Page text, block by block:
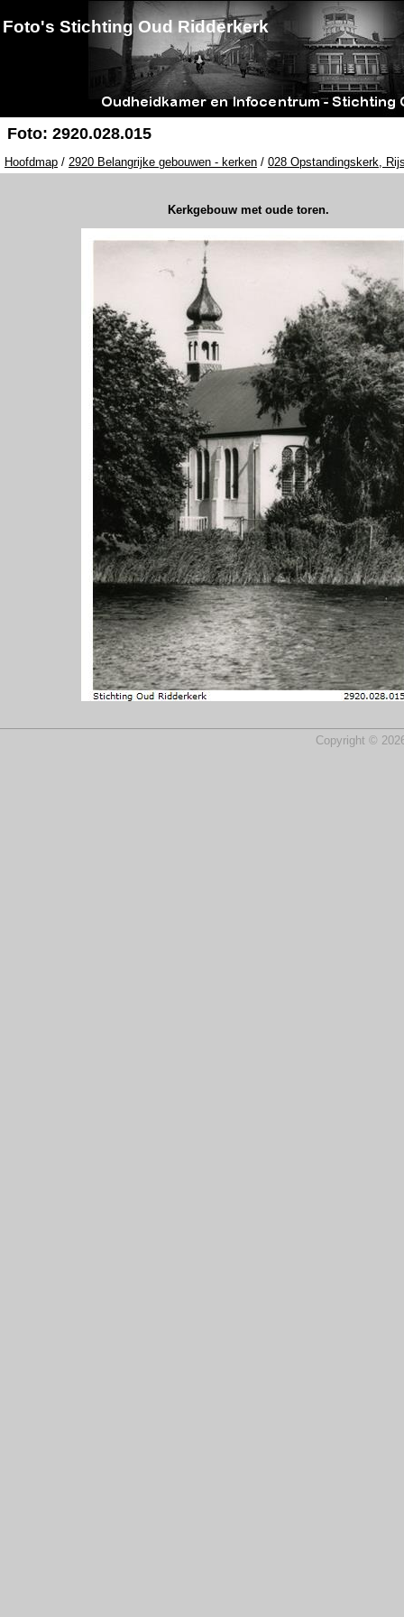
Foto's Stichting Oud Ridderkerk
Foto: 2920.028.015
Hoofdmap / 2920 Belangrijke gebouwen - kerken / 028 Opstandingskerk,
Kerkgebouw met oude toren.
Copyright ©